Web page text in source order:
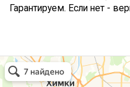
Гарантируем. Если нет -